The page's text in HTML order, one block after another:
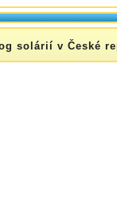
solárií v České